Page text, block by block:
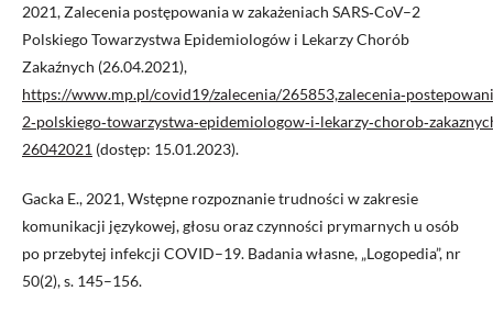
2021, Zalecenia postępowania w zakażeniach SARS‑CoV–2
Polskiego Towarzystwa Epidemiologów i Lekarzy Chorób
Zakaźnych (26.04.2021),
https://www.mp.pl/covid19/zalecenia/
26042021 (dostęp: 15.01.2023).
Gacka E., 2021, Wstępne rozpoznanie trudności w zakresie
komunikacji językowej, głosu oraz czynności prymarnych u osób
po przebytej infekcji COVID–19. Badania własne, „Logopedia”, nr
50(2), s. 145–156.